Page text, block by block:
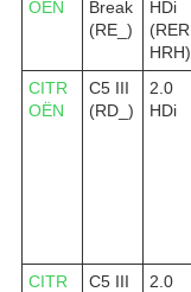
OËN
Break
(RE_)
HDi
(RER
HRH)
CITR
OËN
C5 III
(RD_)
2.0
HDi
CITR
C5 III
2.0